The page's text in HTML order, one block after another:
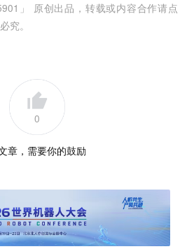
」 原创出品，转载或内容合作请点
究。
0
章，需要你的鼓励